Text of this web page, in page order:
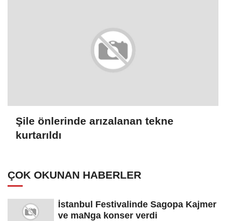
Şile önlerinde arızalanan tekne
kurtarıldı
ÇOK OKUNAN HABERLER
İstanbul Festivalinde Sagopa Kajmer
ve maNga konser verdi